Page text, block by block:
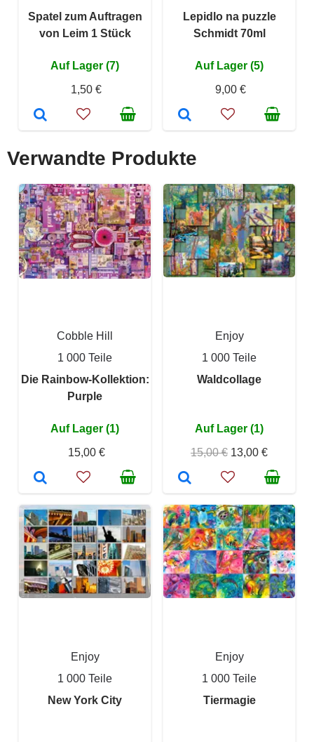
Spatel zum Auftragen
von Leim 1 Stück
Auf Lager (7)
1,50 €
Lepidlo na puzzle
Schmidt 70ml
Auf Lager (5)
9,00 €
Verwandte Produkte
Cobble Hill
1 000 Teile
Die Rainbow-Kollektion:
Purple
Auf Lager (1)
15,00 €
Enjoy
1 000 Teile
Waldcollage
Auf Lager (1)
15,00 € 13,00 €
Enjoy
1 000 Teile
New York City
Enjoy
1 000 Teile
Tiermagie